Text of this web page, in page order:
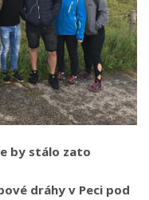
by stálo zato
dráhy v Peci pod